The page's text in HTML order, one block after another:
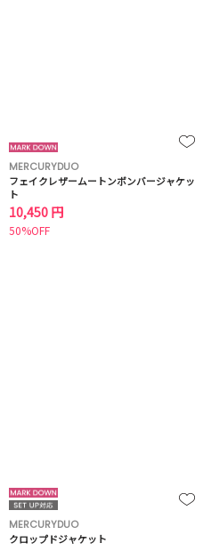
MERCURYDUO
フェイクレザームートンボンバージャケッ
ト
10,450 円
50%OFF
MERCURYDUO
クロップドジャケット